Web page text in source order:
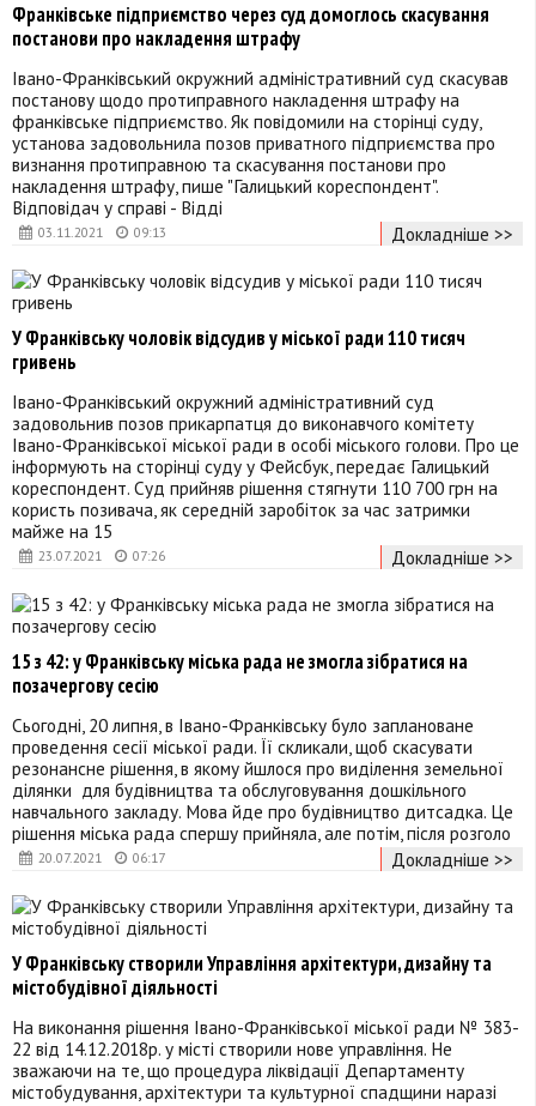
03.11.2021 09:13
Франківське підприємство через суд домоглось скасування
постанови про накладення штрафу
Івано-Франківський окружний адміністративний суд скасував
постанову щодо протиправного накладення штрафу на
франківське підприємство. Як повідомили на сторінці суду,
установа задовольнила позов приватного підприємства про
визнання протиправною та скасування постанови про
накладення штрафу, пише "Галицький кореспондент".
Відповідач у справі - Відді
Докладніше >>
23.07.2021 07:26
У Франківську чоловік відсудив у міської ради 110 тисяч
гривень
Івано-Франківський окружний адміністративний суд
задовольнив позов прикарпатця до виконавчого комітету
Івано-Франківської міської ради в особі міського голови. Про це
інформують на сторінці суду у Фейсбук, передає Галицький
кореспондент. Суд прийняв рішення стягнути 110 700 грн на
користь позивача, як середній заробіток за час затримки
майже на 15
Докладніше >>
20.07.2021 06:17
15 з 42: у Франківську міська рада не змогла зібратися на
позачергову сесію
Сьогодні, 20 липня, в Івано-Франківську було заплановане
проведення сесії міської ради. Її скликали, щоб скасувати
резонансне рішення, в якому йшлося про виділення земельної
ділянки для будівництва та обслуговування дошкільного
навчального закладу. Мова йде про будівництво дитсадка. Це
рішення міська рада спершу прийняла, але потім, після розголо
Докладніше >>
У Франківську створили Управління архітектури, дизайну та
містобудівної діяльності
На виконання рішення Івано-Франківської міської ради № 383-
22 від 14.12.2018р. у місті створили нове управління. Не
зважаючи на те, що процедура ліквідації Департаменту
містобудування, архітектури та культурної спадщини наразі